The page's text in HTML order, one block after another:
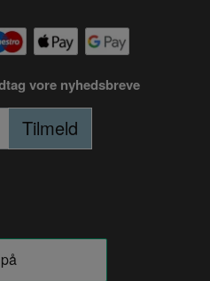
vore nyhedsbreve
Tilmeld